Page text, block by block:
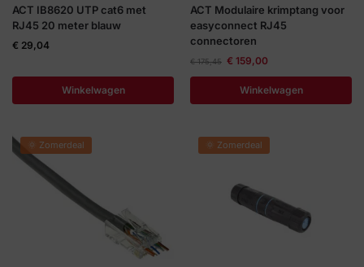
ACT IB8620 UTP cat6 met
RJ45 20 meter blauw
€ 29,04
Winkelwagen
ACT Modulaire krimptang voor
easyconnect RJ45
connectoren
€175,45 € 159,00
Winkelwagen
🌞 Zomerdeal 🌞 Zomerdeal